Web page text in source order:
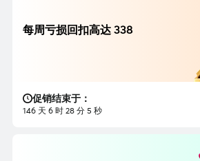
每周亏损回扣高达 338
促销结束于：
146 天 6 时 28 分 3 秒